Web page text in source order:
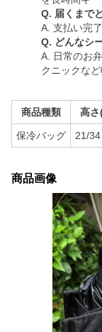
Q. 届くまで
A. 支払い完
Q. どんなシ
A. 日常のお
クニックな
商品種類 高
保冷バッグ 21/34
商品画像